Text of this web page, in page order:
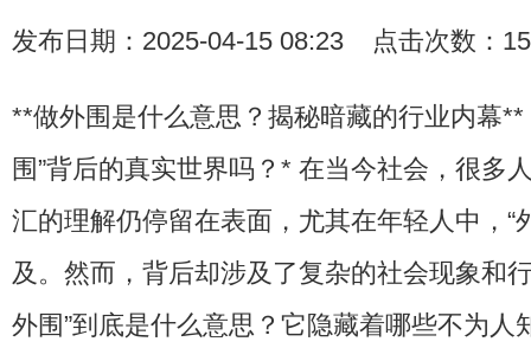
发布日期：2025-04-15 08:23 点击次数：
**做外围是什么意思？揭秘暗藏的行业内幕
围”背后的真实世界吗？* 在当今社会，很多
汇的理解仍停留在表面，尤其在年轻人中，“
及。然而，背后却涉及了复杂的社会现象和
外围”到底是什么意思？它隐藏着哪些不为人